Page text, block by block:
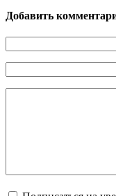
Добавить